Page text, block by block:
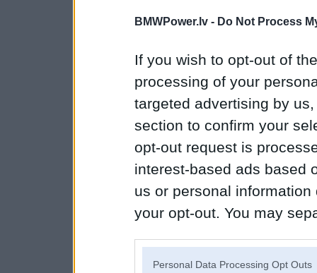
BMWPower.lv - Do Not Process
If you wish to opt-out of
processing of your
targeted advertising by
section to confirm your
opt-out request is
interest-based ads based
us or personal
your opt-out. You may
Personal Data Processing Opt Outs